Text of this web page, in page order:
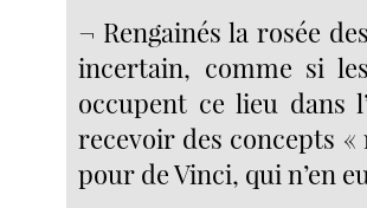
¬ Rengainés la rosée
incertain, comme si
occupent ce lieu dans
recevoir des concepts
pour de Vinci, qui n’en